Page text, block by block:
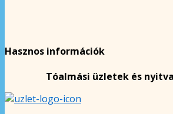
Hasznos információk
Tóalmási üzletek és